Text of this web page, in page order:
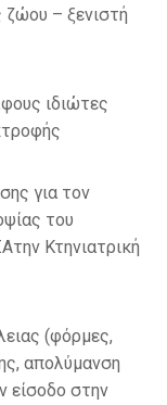
ζώου – ξενιστή
ιδιώτες
για τον
του
την Κτηνιατρική
(φόρμες,
απολύμανση
είσοδο στην